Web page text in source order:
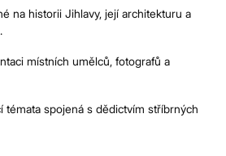
na historii Jihlavy, její architekturu a
místních umělců, fotografů a
témata spojená s dědictvím stříbrných